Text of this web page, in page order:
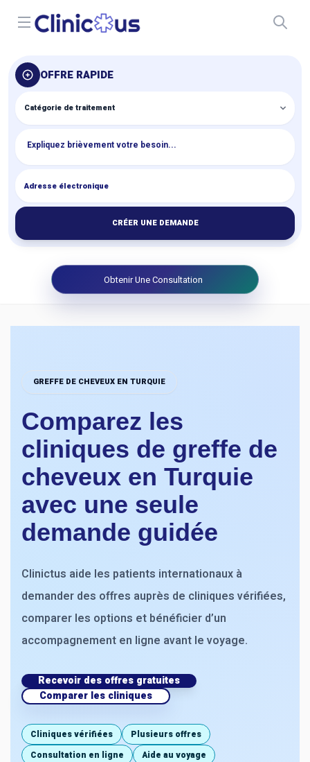
Open menu
OFFRE RAPIDE
CRÉER UNE DEMANDE
Obtenir Une Consultation
GREFFE DE CHEVEUX EN TURQUIE
Comparez les
cliniques de greffe de
cheveux en Turquie
avec une seule
demande guidée
Clinictus aide les patients internationaux à
demander des offres auprès de cliniques vérifiées,
comparer les options et bénéficier d’un
accompagnement en ligne avant le voyage.
Recevoir des offres gratuites
Comparer les cliniques
Cliniques vérifiées
Plusieurs offres
Consultation en ligne
Aide au voyage